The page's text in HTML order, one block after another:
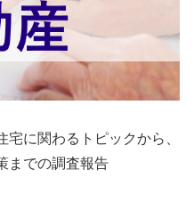
に関わるトピックから、
までの調査報告